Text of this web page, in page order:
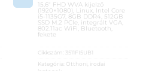
15,6″ FHD WVA kijelző
(1920×1080), Linux, Intel Core
i5-1135G7, 8GB DDR4, 512GB
SSD M.2 PCIe, integrált VGA,
802.11ac WiFi, Bluetooth,
fekete
Cikkszám: 3511FI5UB1
Kategória: Otthoni, irodai
laptopok